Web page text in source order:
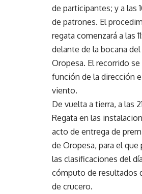
de participantes; y a las
de patrones. El
regata comenzará a las
delante de la bocana
Oropesa. El recorrido
función de la dirección
viento.
De vuelta a tierra, a las
Regata en las
acto de entrega de
de Oropesa, para el
las clasificaciones del
cómputo de resultados
de crucero.